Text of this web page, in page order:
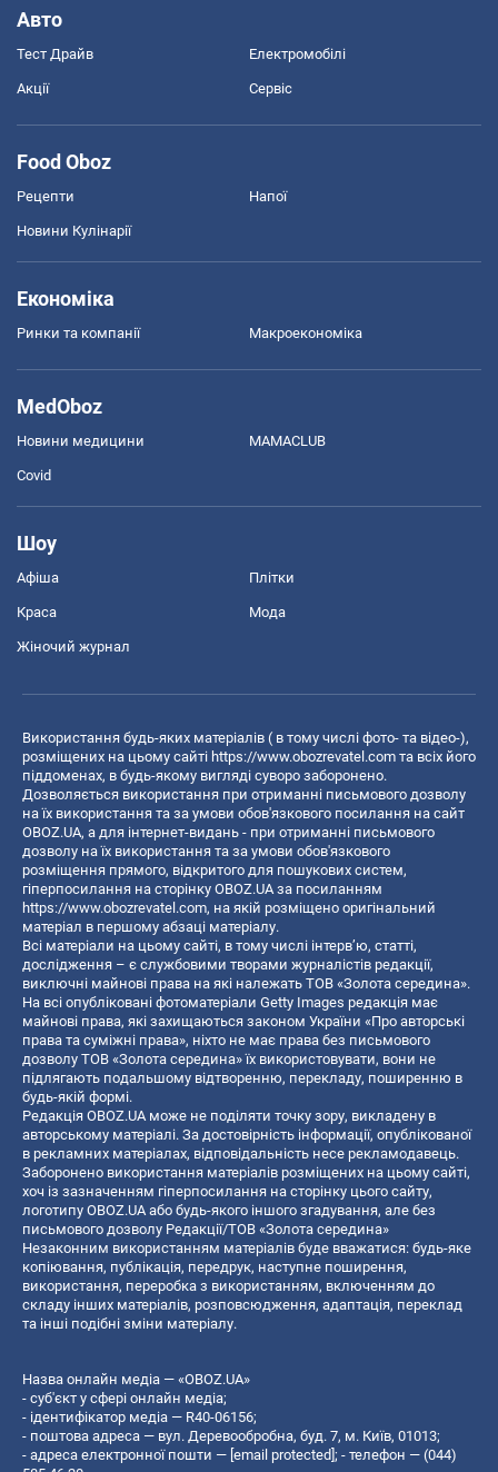
Авто
Тест Драйв Електромобілі
Акції Сервіс
Food Oboz
Рецепти Напої
Новини Кулінарії
Економіка
Ринки та компанії Макроекономіка
MedOboz
Новини медицини MAMACLUB
Covid
Шоу
Афіша Плітки
Краса Мода
Жіночий журнал
Використання будь-яких матеріалів ( в тому числі фото- та відео-),
розміщених на цьому сайті https://www.obozrevatel.com та всіх його
піддоменах, в будь-якому вигляді суворо заборонено.
Дозволяється використання при отриманні письмового дозволу
на їх використання та за умови обов'язкового посилання на сайт
OBOZ.UA, а для інтернет-видань - при отриманні письмового
дозволу на їх використання та за умови обов'язкового
розміщення прямого, відкритого для пошукових систем,
гіперпосилання на сторінку OBOZ.UA за посиланням
https://www.obozrevatel.com, на якій розміщено оригінальний
матеріал в першому абзаці матеріалу.
Всі матеріали на цьому сайті, в тому числі інтерв’ю, статті,
дослідження – є службовими творами журналістів редакції,
виключні майнові права на які належать ТОВ «Золота середина».
На всі опубліковані фотоматеріали Getty Images редакція має
майнові права, які захищаються законом України «Про авторські
права та суміжні права», ніхто не має права без письмового
дозволу ТОВ «Золота середина» їх використовувати, вони не
підлягають подальшому відтворенню, перекладу, поширенню в
будь-якій формі.
Редакція OBOZ.UA може не поділяти точку зору, викладену в
авторському матеріалі. За достовірність інформації, опублікованої
в рекламних матеріалах, відповідальність несе рекламодавець.
Заборонено використання матеріалів розміщених на цьому сайті,
хоч із зазначенням гіперпосилання на сторінку цього сайту,
логотипу OBOZ.UA або будь-якого іншого згадування, але без
письмового дозволу Редакції/ТОВ «Золота середина»
Незаконним використанням матеріалів буде вважатися: будь-яке
копiювання, публiкацiя, передрук, наступне поширення,
використання, переробка з використанням, включенням до
складу інших матеріалів, розповсюдження, адаптація, переклад
та інші подібні зміни матеріалу.
Назва онлайн медіа — «OBOZ.UA»
- суб'єкт у сфері онлайн медіа;
- ідентифікатор медіа — R40-06156;
- поштова адреса — вул. Деревообробна, буд. 7, м. Київ, 01013;
- адреса електронної пошти — [email protected] ; - телефон — (044)